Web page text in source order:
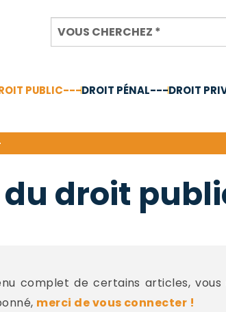
PUBLIC---DROIT PÉNAL---DROIT
droit
complet de certains articles, vous
merci de vous connecter !